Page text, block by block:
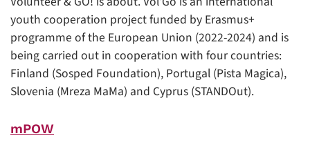
youth cooperation project funded by Erasmus+
programme of the European Union (2022-2024) and is
being carried out in cooperation with four countries:
Finland (Sosped Foundation), Portugal (Pista Magica),
Slovenia (Mreza MaMa) and Cyprus (STANDOut).
mPOW